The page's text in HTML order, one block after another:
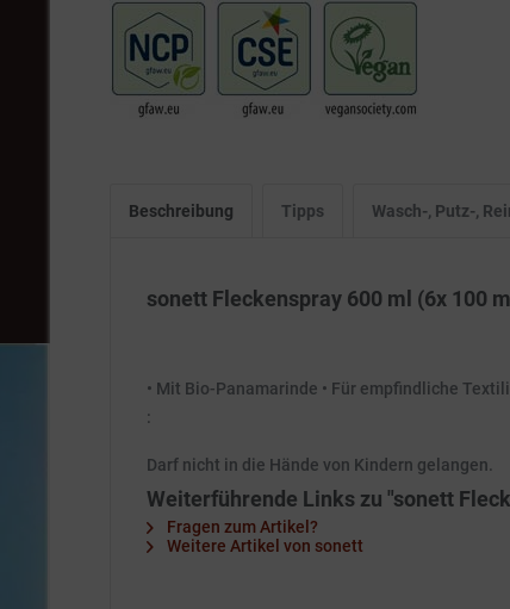
Beschreibung Tipps Wasch-, Putz-,
sonett Fleckenspray 600 ml (6x 100
• Mit Bio-Panamarinde • Für empfindliche
:
Darf nicht in die Hände von Kindern gelangen.
Weiterführende Links zu "sonett
Fragen zum Artikel?
Weitere Artikel von sonett